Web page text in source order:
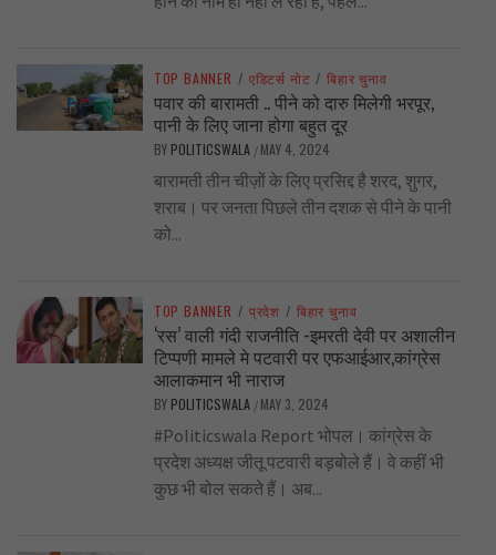
TOP BANNER / एडिटर्स नोट / बिहार चुनाव
पवार की बारामती .. पीने को दारु मिलेगी भरपूर,
पानी के लिए जाना होगा बहुत दूर
BY POLITICSWALA / MAY 4, 2024
बारामती तीन चीज़ों के लिए प्रसिद्द है शरद, शुगर,
शराब। पर जनता पिछले तीन दशक से पीने के पानी
को...
TOP BANNER / प्रदेश / बिहार चुनाव
‘रस’ वाली गंदी राजनीति -इमरती देवी पर अशालीन
टिप्पणी मामले मे पटवारी पर एफआईआर,कांग्रेस
आलाकमान भी नाराज
BY POLITICSWALA / MAY 3, 2024
#Politicswala Report भोपल। कांग्रेस के
प्रदेश अध्यक्ष जीतू पटवारी बड़बोले हैं। वे कहीं भी
कुछ भी बोल सकते हैं। अब...